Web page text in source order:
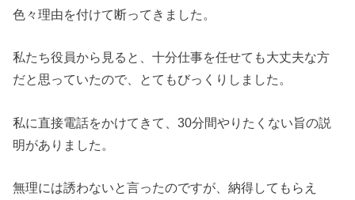
色々理由を付けて断ってきました。
私たち役員から見ると、十分仕事を任せても大丈夫な方
だと思っていたので、とてもびっくりしました。
私に直接電話をかけてきて、30分間やりたくない旨の説
明がありました。
無理には誘わないと言ったのですが、納得してもらえ